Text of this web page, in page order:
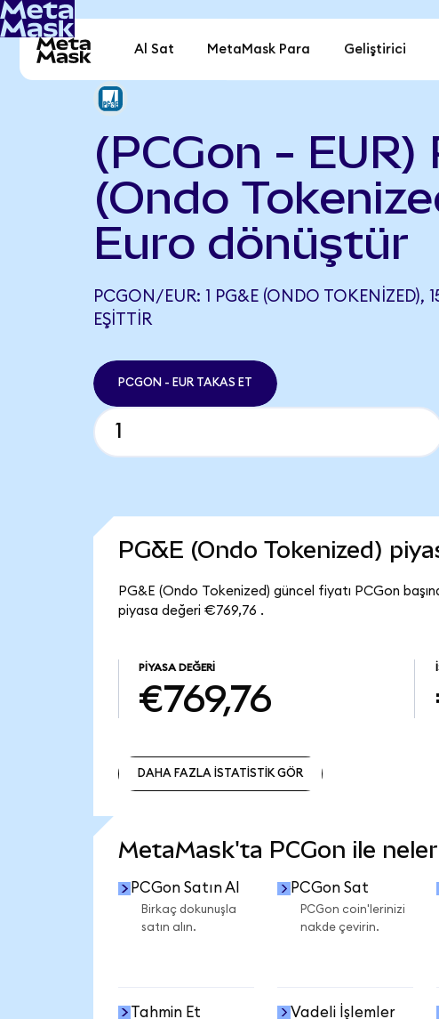
Al Sat MetaMask Para Geliştirici
(PCGon - EUR)
(Ondo
Euro dönüştür
PCGON/EUR: 1 PG&E (ONDO TOKENIZED),
EŞITTIR
PCGON - EUR TAKAS ET
PG&E (Ondo Tokenized)
PG&E (Ondo Tokenized) güncel fiyatı PCGon
piyasa değeri €769,76 .
PIYASA DEĞERI
€769,76
DAHA FAZLA İSTATİSTİK GÖR
MetaMask'ta PCGon ile neler
PCGon Satın Al
Birkaç dokunuşla
satın alın.
PCGon Sat
PCGon coin'lerinizi
nakde çevirin.
Tahmin Et Vadeli İşlemler